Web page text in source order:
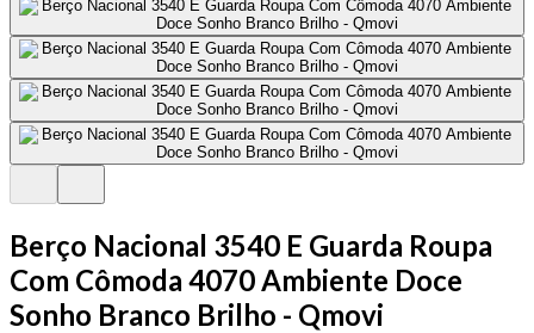
Berço Nacional 3540 E Guarda Roupa
Com Cômoda 4070 Ambiente Doce
Sonho Branco Brilho - Qmovi